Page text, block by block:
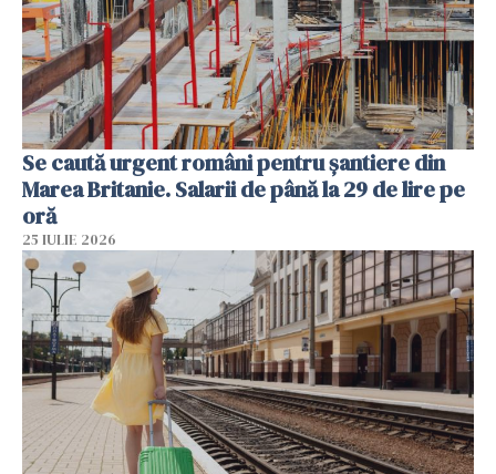
Se caută urgent români pentru șantiere din
Marea Britanie. Salarii de până la 29 de lire pe
oră
25 IULIE 2026